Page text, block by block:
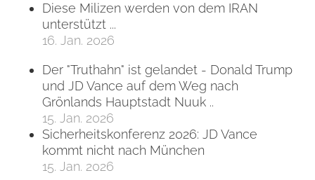
Diese Milizen werden von dem IRAN
unterstützt ...
16. Jan. 2026
Der "Truthahn" ist gelandet - Donald Trump
und JD Vance auf dem Weg nach
Grönlands Hauptstadt Nuuk ..
15. Jan. 2026
Sicherheitskonferenz 2026: JD Vance
kommt nicht nach München
15. Jan. 2026